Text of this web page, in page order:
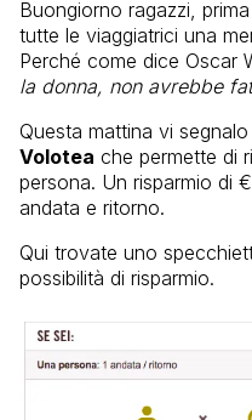
Buongiorno ragazzi,
tutte le viaggiatrici una
Perché come dice Oscar
la donna, non avrebbe
Questa mattina vi
Volotea che permette di
persona. Un risparmio di
andata e ritorno.
Qui trovate uno
possibilità di risparmio.